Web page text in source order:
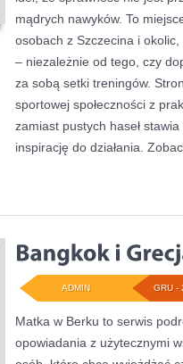
mądrych nawyków. To
osobach z Szczecina i
– niezależnie od tego, czy
za sobą setki treningów.
sportowej społeczności z
zamiast pustych haseł
inspirację do działania.
GRU -
ADMIN
Matka w Berku to serwis
opowiadania z użytecznymi